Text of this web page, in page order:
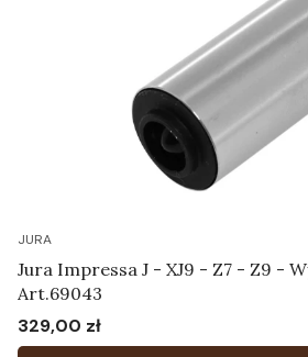
JURA
Jura Impressa J - XJ9 - Z7 - Z9 -
Art.69043
Cena
329,00 zł